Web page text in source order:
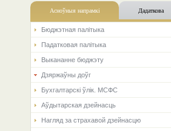
Асноўныя напрамкi Дадаткова
Бюджэтная палiтыка
Падатковая палітыка
Выкананне бюджэту
Дзяржаўны доўг
Бухгалтарскі ўлік. МСФС
Аўдытарская дзейнасць
Нагляд за страхавой дзейнасцю